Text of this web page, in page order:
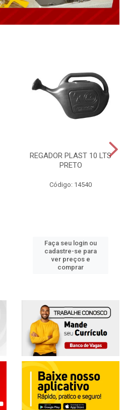
REGADOR PLAST 10 LTS
PRETO
Código: 14540
Faça seu login ou
cadastre-se para
ver preços e
comprar